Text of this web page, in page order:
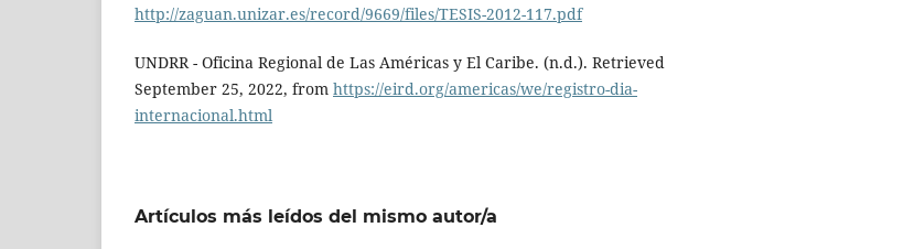
http://zaguan.unizar.es/record/9669/files/TESIS-2012-117.pdf
UNDRR - Oficina Regional de Las Américas y El Caribe. (n.d.). Retrieved
September 25, 2022, from https://eird.org/americas/we/registro-dia-
internacional.html
Artículos más leídos del mismo autor/a